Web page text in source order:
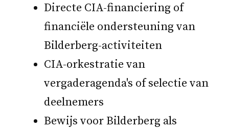
Directe CIA-financiering of
financiële ondersteuning van
Bilderberg-activiteiten
CIA-orkestratie van
vergaderagenda's of selectie van
deelnemers
Bewijs voor Bilderberg als